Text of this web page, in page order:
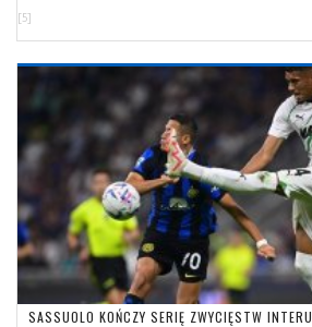
[5]
SASSUOLO KOŃCZY SERIĘ ZWYCIĘSTW INTERU